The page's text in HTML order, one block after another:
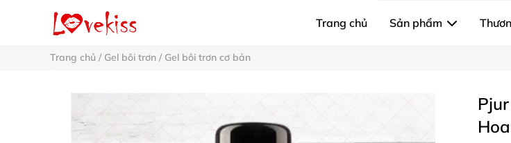
Trang chủ Sản phẩm
Trang chủ / Gel bôi trơn / Gel bôi trơn cơ bản
Hoa